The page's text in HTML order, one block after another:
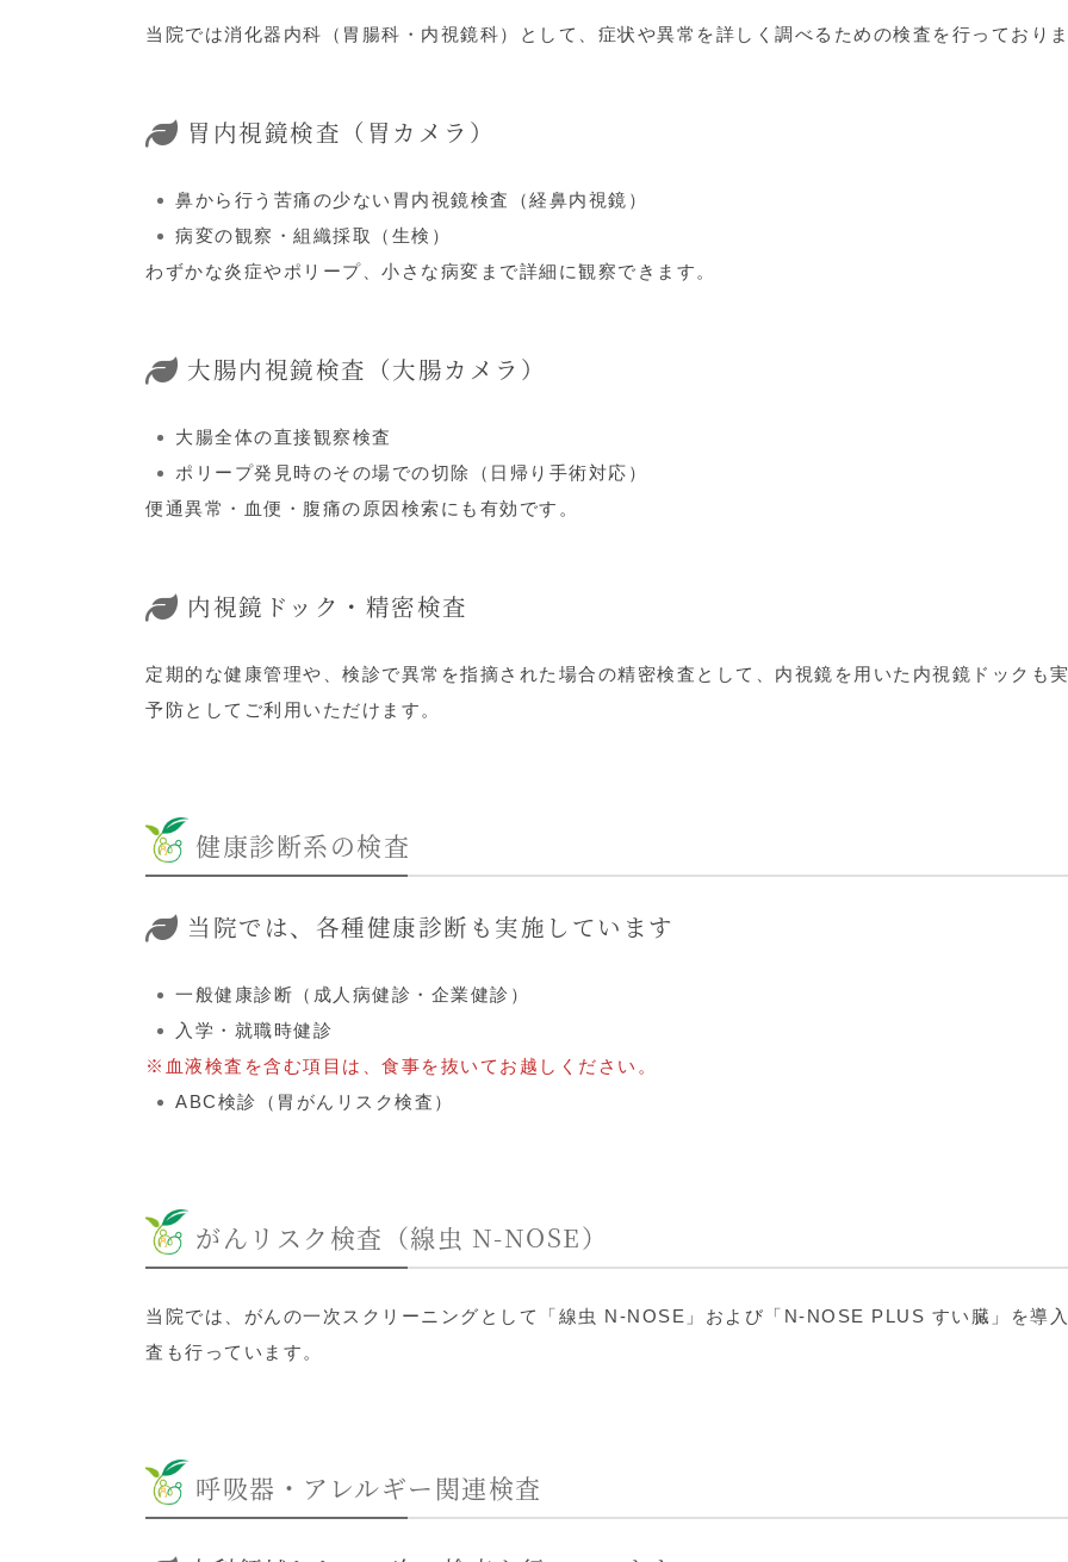
当院では消化器内科（胃腸科・内視鏡科）として、症状や異常を詳しく調べるための検査を行っており
胃内視鏡検査（胃カメラ）
鼻から行う苦痛の少ない胃内視鏡検査（経鼻内視鏡）
病変の観察・組織採取（生検）
わずかな炎症やポリープ、小さな病変まで詳細に観察できます。
大腸内視鏡検査（大腸カメラ）
大腸全体の直接観察検査
ポリープ発見時のその場での切除（日帰り手術対応）
便通異常・血便・腹痛の原因検索にも有効です。
内視鏡ドック・精密検査
定期的な健康管理や、検診で異常を指摘された場合の精密検査として、内視鏡を用いた内視鏡ドックも
予防としてご利用いただけます。
健康診断系の検査
当院では、各種健康診断も実施しています
一般健康診断（成人病健診・企業健診）
入学・就職時健診
※血液検査を含む項目は、食事を抜いてお越しください。
ABC検診（胃がんリスク検査）
がんリスク検査（線虫 N-NOSE）
当院では、がんの一次スクリーニングとして「線虫 N-NOSE」および「N-NOSE PLUS すい臓」を導
査も行っています。
呼吸器・アレルギー関連検査